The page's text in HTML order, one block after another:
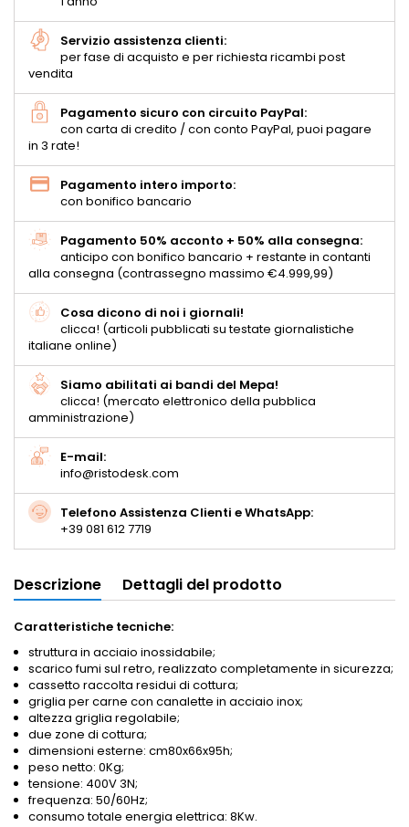
Servizio assistenza clienti:
per fase di acquisto e per richiesta ricambi post
vendita
Pagamento sicuro con circuito PayPal:
con carta di credito / con conto PayPal, puoi pagare
in 3 rate!
Pagamento intero importo:
con bonifico bancario
Pagamento 50% acconto + 50% alla consegna:
anticipo con bonifico bancario + restante in contanti
alla consegna (contrassegno massimo €4.999,99)
Cosa dicono di noi i giornali!
clicca! (articoli pubblicati su testate giornalistiche
italiane online)
Siamo abilitati ai bandi del Mepa!
clicca! (mercato elettronico della pubblica
amministrazione)
E-mail:
info@ristodesk.com
Telefono Assistenza Clienti e WhatsApp:
+39 081 612 7719
Descrizione Dettagli del prodotto
Caratteristiche tecniche:
struttura in acciaio inossidabile;
scarico fumi sul retro, realizzato completamente in sicurezza;
cassetto raccolta residui di cottura;
griglia per carne con canalette in acciaio inox;
altezza griglia regolabile;
due zone di cottura;
dimensioni esterne: cm80x66x95h;
peso netto: 0Kg;
tensione: 400V 3N;
frequenza: 50/60Hz;
consumo totale energia elettrica: 8Kw.